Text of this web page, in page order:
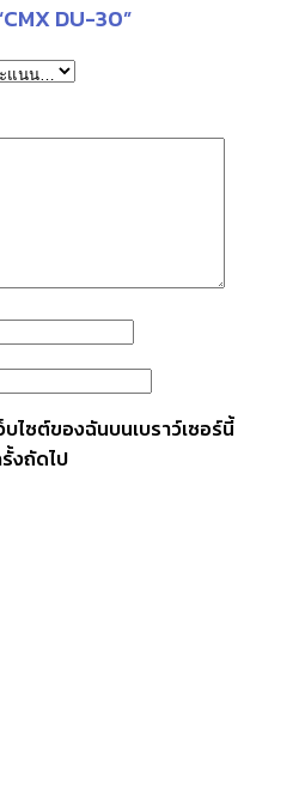
DU-30”
ไซต์ของฉันบนเบราว์เซอร์นี้
งถัดไป